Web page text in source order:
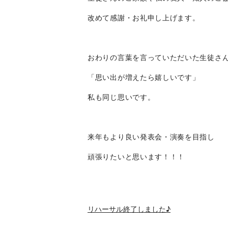
改めて感謝・お礼申し上げます。
おわりの言葉を言っていただいた生徒さ
「思い出が増えたら嬉しいです」
私も同じ思いです。
来年もより良い発表会・演奏を目指し
頑張りたいと思います！！！
リハーサル終了しました♪